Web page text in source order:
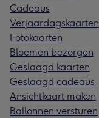
Cadeaus
Verjaardagskaarten
Fotokaarten
Bloemen bezorgen
Geslaagd kaarten
Geslaagd cadeaus
Ansichtkaart maken
Ballonnen versturen